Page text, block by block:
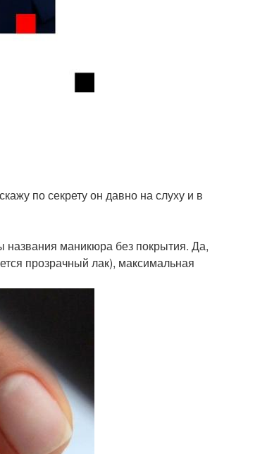
по секрету он давно на слуху и в
маникюра без покрытия. Да,
прозрачный лак), максимальная